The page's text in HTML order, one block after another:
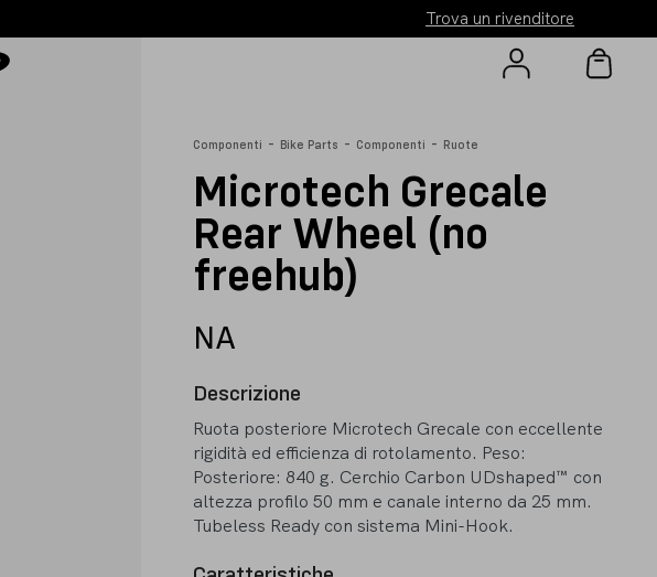
Trova un rivenditore
Componenti - Bike Parts - Componenti - Ruote
Microtech Grecale
Rear Wheel (no
freehub)
NA
Descrizione
Ruota posteriore Microtech Grecale con eccellente
rigidità ed efficienza di rotolamento. Peso:
Posteriore: 840 g. Cerchio Carbon UDshaped™ con
altezza profilo 50 mm e canale interno da 25 mm.
Tubeless Ready con sistema Mini-Hook.